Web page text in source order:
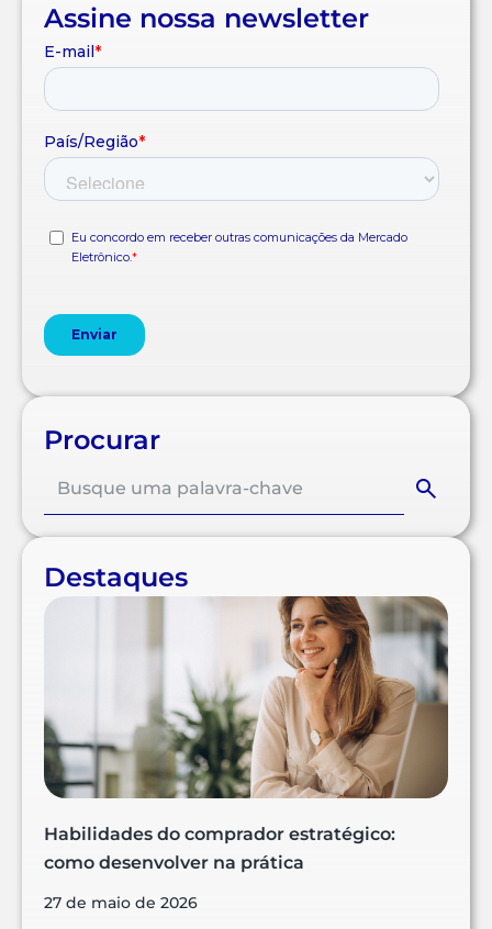
Assine nossa newsletter
Procurar
Destaques
Habilidades do comprador estratégico:
como desenvolver na prática
27 de maio de 2026